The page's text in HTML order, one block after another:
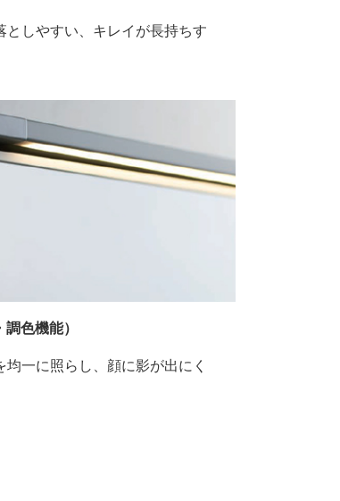
としやすい、キレイが長持ちす
色機能）
均一に照らし、顔に影が出にく